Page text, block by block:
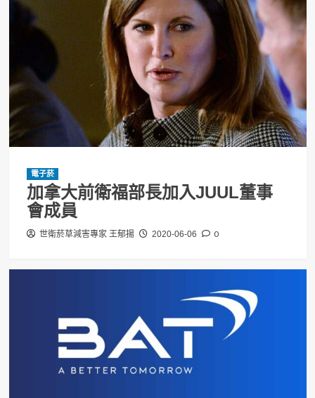
電子菸
加拿大前衛福部長加入JUUL董事
會成員
世衛菸草減害專家 王郁揚 2020-06-06 0